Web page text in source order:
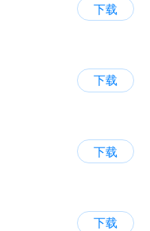
下载
下载
下载
下载